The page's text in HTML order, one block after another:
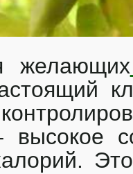
желающих
высокое